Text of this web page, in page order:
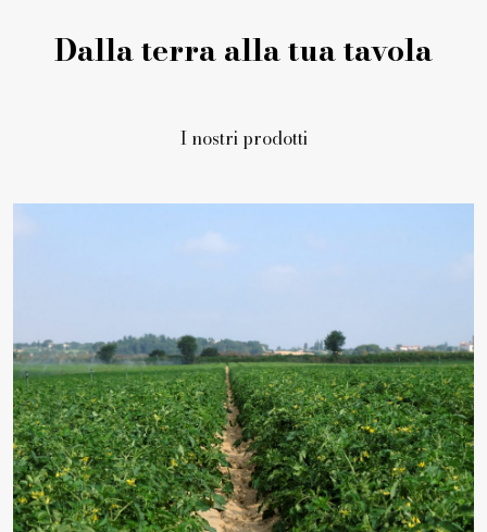
Dalla terra alla tua tavola
I nostri prodotti